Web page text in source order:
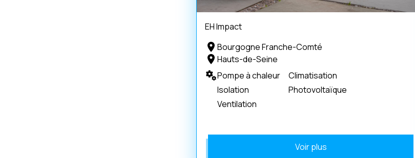
EH Impact
Bourgogne Franche-Comté
Hauts-de-Seine
Pompe à chaleur
Climatisation
Isolation
Photovoltaïque
Ventilation
Voir plus